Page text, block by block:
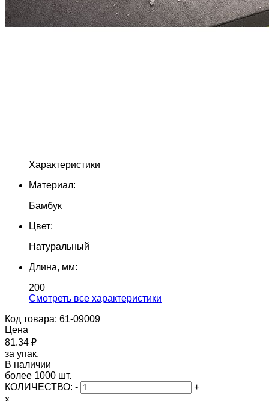
Характеристики
Материал:
Бамбук
Цвет:
Натуральный
Длина, мм:
200
Cмотреть все характеристики
Код товара: 61-09009
Цена
81.34 ₽
за упак.
В наличии
более 1000 шт.
КОЛИЧЕСТВО: -
+
x